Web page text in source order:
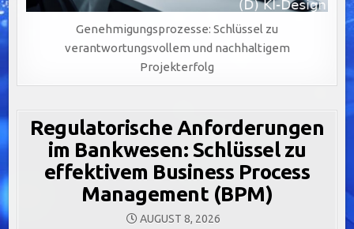
Genehmigungsprozesse: Schlüssel zu
verantwortungsvollem und nachhaltigem
Projekterfolg
Regulatorische Anforderungen
im Bankwesen: Schlüssel zu
effektivem Business Process
Management (BPM)
AUGUST 8, 2026